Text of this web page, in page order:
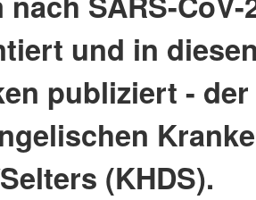
und in
publiziert -
(KHDS).